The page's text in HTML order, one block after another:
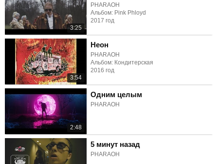
3:25
PHARAOH
Альбом: Pink Phloyd
2017 год
3:54
Неон
PHARAOH
Альбом: Кондитерская
2016 год
2:48
Одним целым
PHARAOH
5 минут назад
PHARAOH